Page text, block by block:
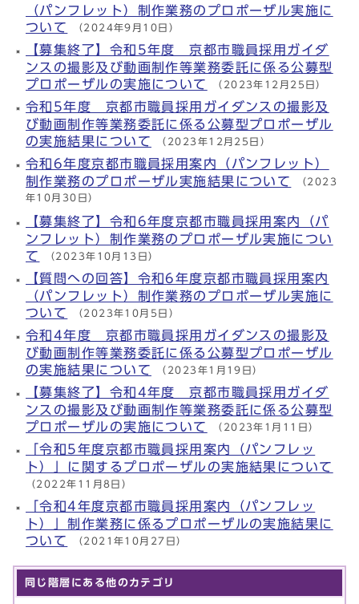
（パンフレット）制作業務のプロポーザル実施に
ついて
（2024年9月10日）
【募集終了】令和5年度 京都市職員採用ガイダ
ンスの撮影及び動画制作等業務委託に係る公募型
プロポーザルの実施について
（2023年12月25日）
令和5年度 京都市職員採用ガイダンスの撮影及
び動画制作等業務委託に係る公募型プロポーザル
の実施結果について
（2023年12月25日）
令和6年度京都市職員採用案内（パンフレット）
制作業務のプロポーザル実施結果について （2023
年10月30日）
【募集終了】令和6年度京都市職員採用案内（パ
ンフレット）制作業務のプロポーザル実施につい
て
（2023年10月13日）
【質問への回答】令和6年度京都市職員採用案内
（パンフレット）制作業務のプロポーザル実施に
ついて
（2023年10月5日）
令和4年度 京都市職員採用ガイダンスの撮影及
び動画制作等業務委託に係る公募型プロポーザル
の実施結果について
（2023年1月19日）
【募集終了】令和4年度 京都市職員採用ガイダ
ンスの撮影及び動画制作等業務委託に係る公募型
プロポーザルの実施について
（2023年1月11日）
「令和5年度京都市職員採用案内（パンフレッ
ト）」に関するプロポーザルの実施結果について
（2022年11月8日）
「令和4年度京都市職員採用案内（パンフレッ
ト）」制作業務に係るプロポーザルの実施結果に
ついて
（2021年10月27日）
同じ階層にある他のカテゴリ